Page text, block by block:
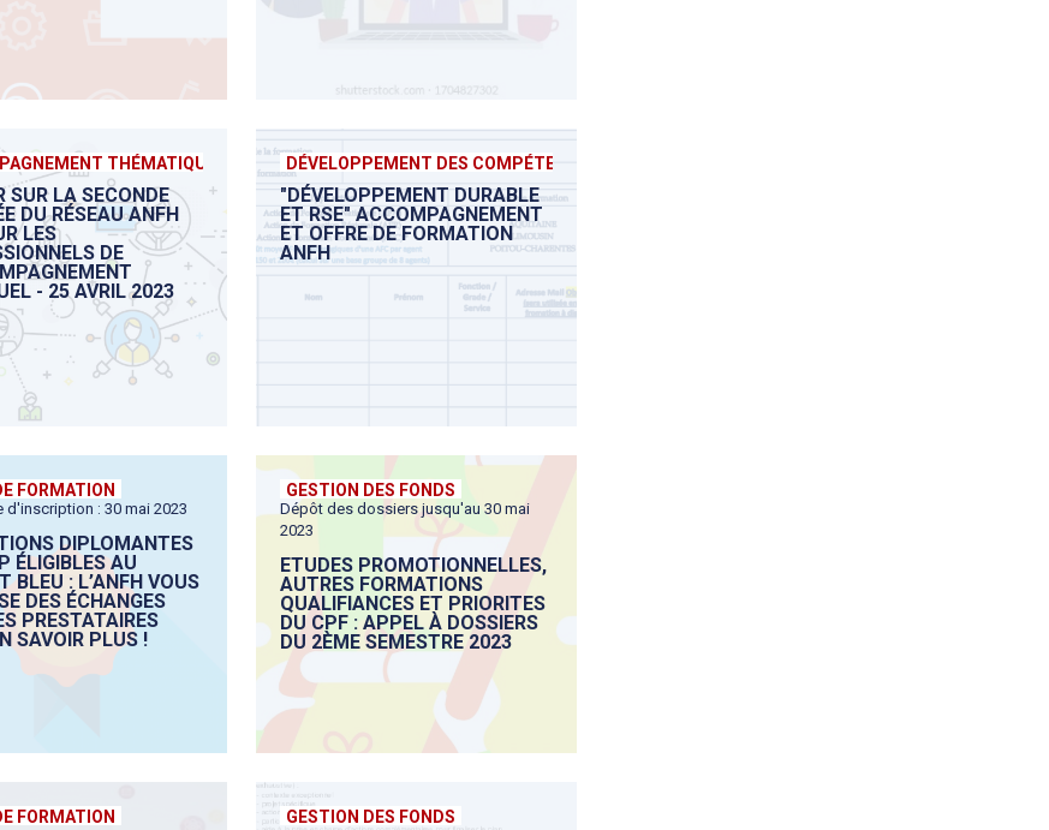
THÉMATIQUE
SUR LA SECONDE
DU RÉSEAU ANFH
LES
DE
- 25 AVRIL 2023
DÉVELOPPEMENT DES COMPÉTENCES
"DÉVELOPPEMENT DURABLE
ET RSE" ACCOMPAGNEMENT
ET OFFRE DE FORMATION
ANFH
FORMATION
d'inscription : 30 mai 2023
DIPLOMANTES
ÉLIGIBLES AU
BLEU : L’ANFH VOUS
DES ÉCHANGES
PRESTATAIRES
SAVOIR PLUS !
GESTION DES FONDS
Dépôt des dossiers jusqu'au 30 mai
2023
ETUDES PROMOTIONNELLES,
AUTRES FORMATIONS
QUALIFIANCES ET PRIORITES
DU CPF : APPEL À DOSSIERS
DU 2ÈME SEMESTRE 2023
FORMATION GESTION DES FONDS